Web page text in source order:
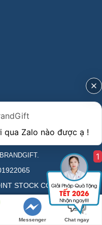
STOCK COMPANY
Messenger Chat ngay
1